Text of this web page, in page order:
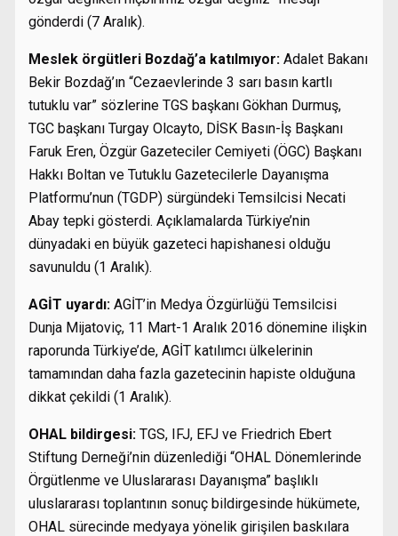
gönderdi (7 Aralık).
Meslek örgütleri Bozdağ’a katılmıyor: Adalet Bakanı
Bekir Bozdağ’ın “Cezaevlerinde 3 sarı basın kartlı
tutuklu var” sözlerine TGS başkanı Gökhan Durmuş,
TGC başkanı Turgay Olcayto, DİSK Basın-İş Başkanı
Faruk Eren, Özgür Gazeteciler Cemiyeti (ÖGC) Başkanı
Hakkı Boltan ve Tutuklu Gazetecilerle Dayanışma
Platformu’nun (TGDP) sürgündeki Temsilcisi Necati
Abay tepki gösterdi. Açıklamalarda Türkiye’nin
dünyadaki en büyük gazeteci hapishanesi olduğu
savunuldu (1 Aralık).
AGİT uyardı: AGİT’in Medya Özgürlüğü Temsilcisi
Dunja Mijatoviç, 11 Mart-1 Aralık 2016 dönemine ilişkin
raporunda Türkiye’de, AGİT katılımcı ülkelerinin
tamamından daha fazla gazetecinin hapiste olduğuna
dikkat çekildi (1 Aralık).
OHAL bildirgesi: TGS, IFJ, EFJ ve Friedrich Ebert
Stiftung Derneği’nin düzenlediği “OHAL Dönemlerinde
Örgütlenme ve Uluslararası Dayanışma” başlıklı
uluslararası toplantının sonuç bildirgesinde hükümete,
OHAL sürecinde medyaya yönelik girişilen baskılara